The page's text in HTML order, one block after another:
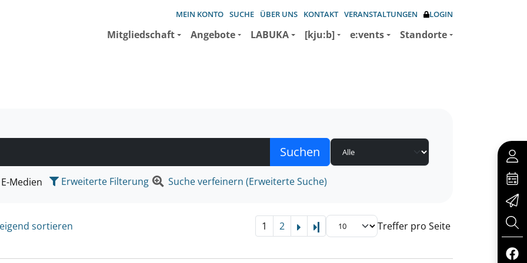
MEIN KONTO SUCHE ÜBER UNS KONTAKT VERANSTALTUNGEN LOGIN
Mitgliedschaft Angebote LABUKA [kju:b] e:vents Standorte
suchen wollen.
E-Medien Erweiterte Filterung Suche verfeinern (Erweiterte Suche)
sortieren 1 2 Letzte Seite Treffer pro Seite